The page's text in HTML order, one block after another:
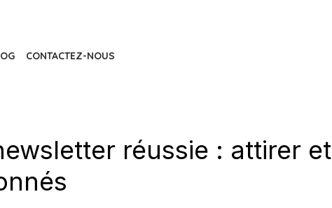
CONTACTEZ-NOUS
réussie : attirer et